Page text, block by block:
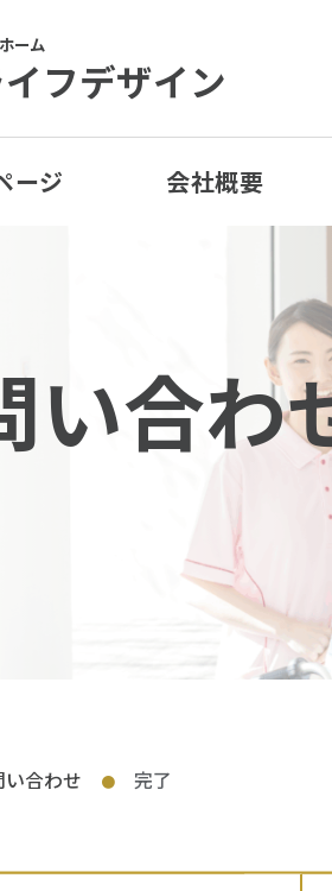
ーム
フデザイン
ージ 会社概要
い合わ
い合わせ ● 完了